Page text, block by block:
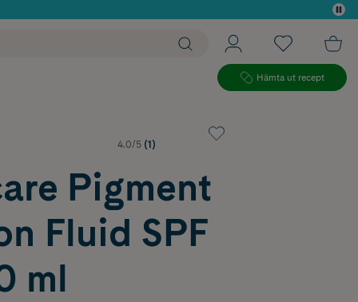
Hämta ut recept
4.0/5 (1)
Pigment
Fluid SPF
ml